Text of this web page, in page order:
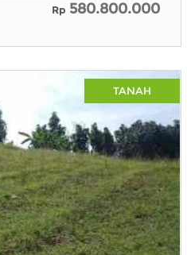
Rp 580.800.000
TANAH